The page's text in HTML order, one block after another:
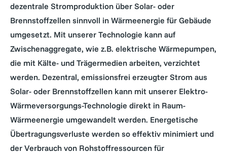
dezentrale Stromproduktion über Solar- oder
Brennstoffzellen sinnvoll in Wärmeenergie für Gebäude
umgesetzt. Mit unserer Technologie kann auf
Zwischenaggregate, wie z.B. elektrische Wärmepumpen,
die mit Kälte- und Trägermedien arbeiten, verzichtet
werden. Dezentral, emissionsfrei erzeugter Strom aus
Solar- oder Brennstoffzellen kann mit unserer Elektro-
Wärmeversorgungs-Technologie direkt in Raum-
Wärmeenergie umgewandelt werden. Energetische
Übertragungsverluste werden so effektiv minimiert und
der Verbrauch von Rohstoffressourcen für